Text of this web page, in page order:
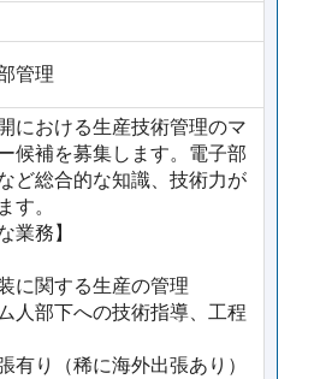
管理
における生産技術管理のマ
候補を募集します。電子部
ど総合的な知識、技術力が
す。
業務】
に関する生産の管理
人部下への技術指導、工程
有り（稀に海外出張あり）